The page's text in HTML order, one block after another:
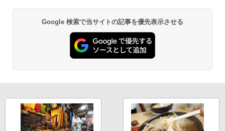
Google 検索で当サイトの記事を優先表示させる